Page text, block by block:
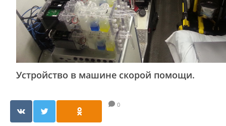
Устройство в машине скорой помощи.
0